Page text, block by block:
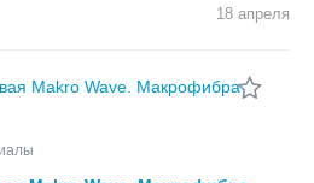
18 апреля